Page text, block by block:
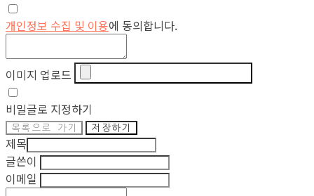
개인정보 수집 및 이용에 동의합니다.
이미지 업로드
비밀글로 지정하기
목록으로 가기 저장하기
제목
글쓴이
이메일